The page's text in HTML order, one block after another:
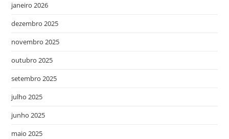
janeiro 2026
dezembro 2025
novembro 2025
outubro 2025
setembro 2025
julho 2025
junho 2025
maio 2025